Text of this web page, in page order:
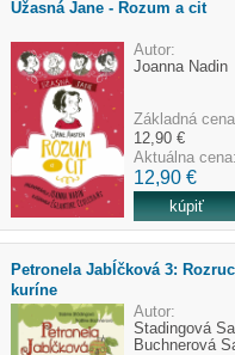
Úžasná Jane - Rozum a cit
Autor:
Joanna Nadin
Základná
12,90 €
Aktuálna
12,90 €
Petronela Jabĺčková 3:
kuríne
Autor:
Stadingová
Buchnerová